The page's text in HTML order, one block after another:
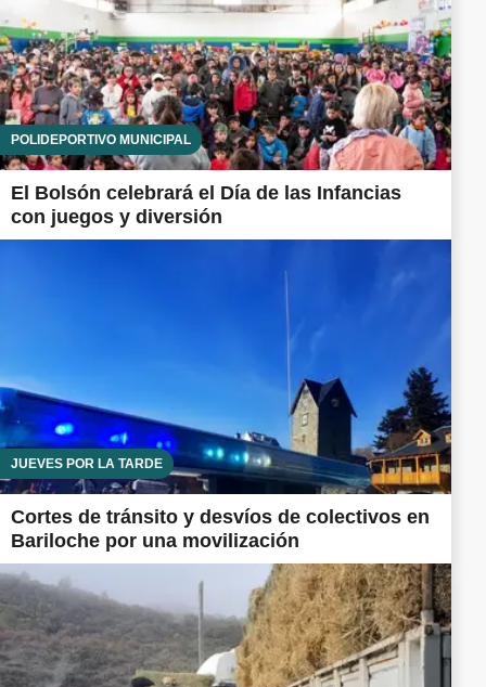
POLIDEPORTIVO MUNICIPAL
El Bolsón celebrará el Día de las Infancias
con juegos y diversión
JUEVES POR LA TARDE
Cortes de tránsito y desvíos de colectivos en
Bariloche por una movilización